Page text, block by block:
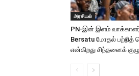
அரசியல்
PN-இன் இளம்
Bersatu மோதல் பற்றித்
என்கிறது சிந்தனைக் குழு